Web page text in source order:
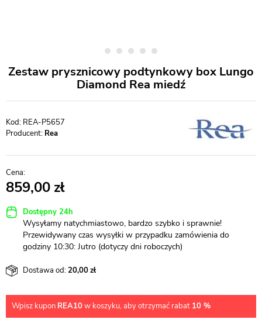
Zestaw prysznicowy podtynkowy box Lungo
Diamond Rea miedź
REA-P5657
Producent: Rea
859,00
Dostępny 24h
Wysyłamy natychmiastowo, bardzo szybko i sprawnie!
Przewidywany czas wysyłki w przypadku zamówienia do
godziny 10:30: Jutro (dotyczy dni roboczych)
Dostawa od:20,00
Wpisz kupon REA10w koszyku, aby otrzymać rabat 10 %